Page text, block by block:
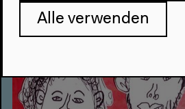
Alle verwenden